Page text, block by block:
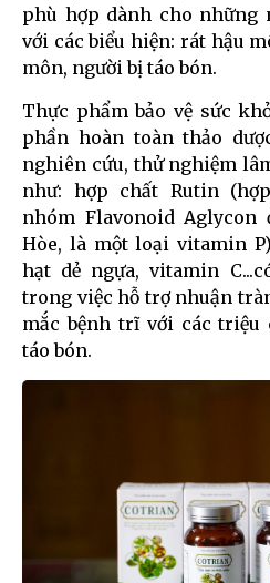
phù hợp dành cho những
với các biểu hiện: rát hậu
môn, người bị táo bón.
Thực phẩm bảo vệ sức
phần hoàn toàn thảo
nghiên cứu, thử nghiệm
như: hợp chất Rutin
nhóm Flavonoid
Hòe, là một loại vitamin
hạt dẻ ngựa, vitamin
trong việc hỗ trợ nhuận
mắc bệnh trĩ với các triệu
táo bón.